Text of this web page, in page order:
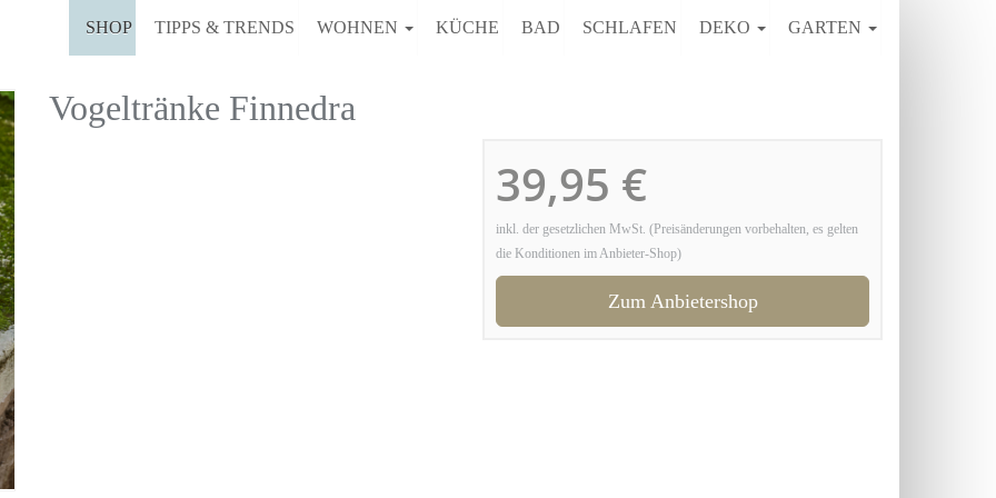
SHOP TIPPS & TRENDS WOHNEN KÜCHE BAD SCHLAFEN DEKO GARTEN
Vogeltränke Finnedra
39,95 €
inkl. der gesetzlichen MwSt. (Preisänderungen vorbehalten, es gelten
die Konditionen im Anbieter-Shop)
Zum Anbietershop